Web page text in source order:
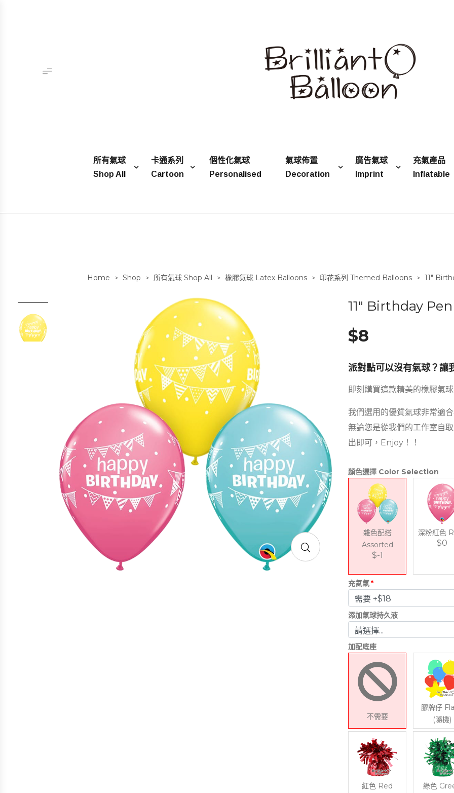
所有氣球
Shop All
卡通系列
Cartoon
個性化氣球
Personalised
氣球佈置
Decoration
廣告氣球
Imprint
充氣產品
Inflatable
Home > Shop > 所有氣球 Shop All > 橡膠氣球 Latex Balloons > 印花系列 Themed Balloons > 11″
11″ Birthday
$8
派對點可以沒有氣球？讓
即刻購買這款精美的橡膠氣
我們選用的優質氣球非常適
無論您是從我們的工作室自
出即可，Enjoy！！
顏色選擇 Color Selection
雜色配搭
Assorted
$-1
深粉紅色
$0
充氦氣*
添加氣球持久液
加配底座
不需要
膠牌仔
(隨機)
紅色 Red 綠色